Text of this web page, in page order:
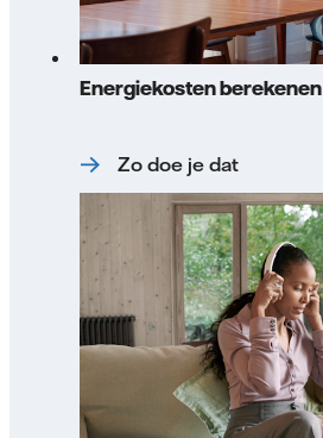
Energiekosten berekenen
Zo doe je dat